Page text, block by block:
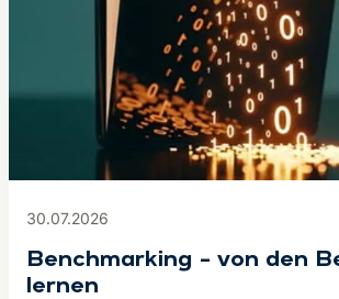
30.07.2026
Benchmarking – von den
lernen